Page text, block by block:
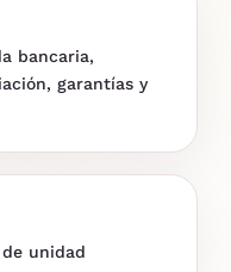
bancaria,
garantías y
unidad